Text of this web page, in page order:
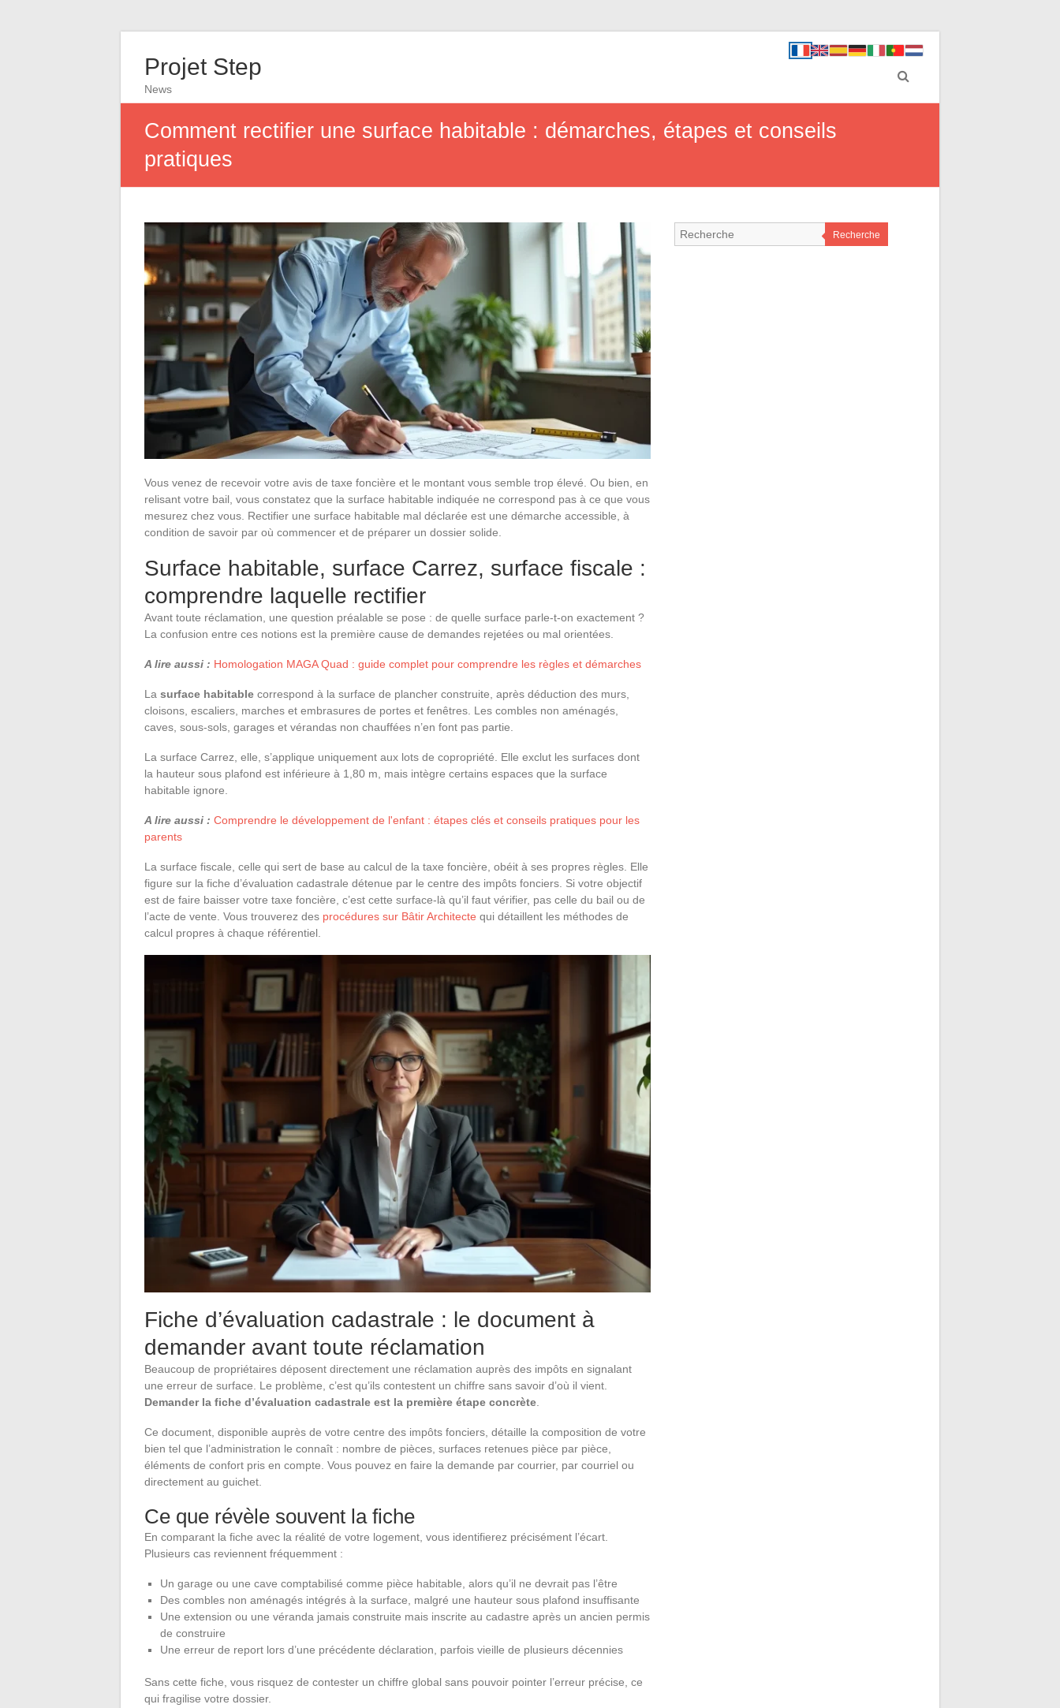
Projet Step
News
Comment rectifier une surface habitable : démarches, étapes et conseils
pratiques
Vous venez de recevoir votre avis de taxe foncière et le montant vous semble trop élevé. Ou bien, en
relisant votre bail, vous constatez que la surface habitable indiquée ne correspond pas à ce que vous
mesurez chez vous. Rectifier une surface habitable mal déclarée est une démarche accessible, à
condition de savoir par où commencer et de préparer un dossier solide.
Surface habitable, surface Carrez, surface fiscale :
comprendre laquelle rectifier
Avant toute réclamation, une question préalable se pose : de quelle surface parle-t-on exactement ?
La confusion entre ces notions est la première cause de demandes rejetées ou mal orientées.
A lire aussi : Homologation MAGA Quad : guide complet pour comprendre les règles et démarches
La surface habitable correspond à la surface de plancher construite, après déduction des murs,
cloisons, escaliers, marches et embrasures de portes et fenêtres. Les combles non aménagés,
caves, sous-sols, garages et vérandas non chauffées n’en font pas partie.
La surface Carrez, elle, s’applique uniquement aux lots de copropriété. Elle exclut les surfaces dont
la hauteur sous plafond est inférieure à 1,80 m, mais intègre certains espaces que la surface
habitable ignore.
A lire aussi : Comprendre le développement de l'enfant : étapes clés et conseils pratiques pour les
parents
La surface fiscale, celle qui sert de base au calcul de la taxe foncière, obéit à ses propres règles. Elle
figure sur la fiche d’évaluation cadastrale détenue par le centre des impôts fonciers. Si votre objectif
est de faire baisser votre taxe foncière, c’est cette surface-là qu’il faut vérifier, pas celle du bail ou de
l’acte de vente. Vous trouverez des procédures sur Bâtir Architecte qui détaillent les méthodes de
calcul propres à chaque référentiel.
Fiche d’évaluation cadastrale : le document à
demander avant toute réclamation
Beaucoup de propriétaires déposent directement une réclamation auprès des impôts en signalant
une erreur de surface. Le problème, c’est qu’ils contestent un chiffre sans savoir d’où il vient.
Demander la fiche d’évaluation cadastrale est la première étape concrète.
Ce document, disponible auprès de votre centre des impôts fonciers, détaille la composition de votre
bien tel que l’administration le connaît : nombre de pièces, surfaces retenues pièce par pièce,
éléments de confort pris en compte. Vous pouvez en faire la demande par courrier, par courriel ou
directement au guichet.
Ce que révèle souvent la fiche
En comparant la fiche avec la réalité de votre logement, vous identifierez précisément l’écart.
Plusieurs cas reviennent fréquemment :
Un garage ou une cave comptabilisé comme pièce habitable, alors qu’il ne devrait pas l’être
Des combles non aménagés intégrés à la surface, malgré une hauteur sous plafond insuffisante
Une extension ou une véranda jamais construite mais inscrite au cadastre après un ancien permis
de construire
Une erreur de report lors d’une précédente déclaration, parfois vieille de plusieurs décennies
Sans cette fiche, vous risquez de contester un chiffre global sans pouvoir pointer l’erreur précise, ce
qui fragilise votre dossier.
Recherche